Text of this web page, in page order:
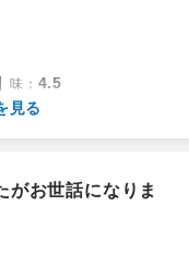
味 ： 4.5
見る
がお世話になりま